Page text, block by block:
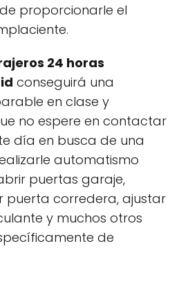
proporcionarle el
24 horas
conseguirá una
en clase y
no espere en contactar
día en busca de una
automatismo
puertas garaje,
puerta corredera, ajustar
y muchos otros
de